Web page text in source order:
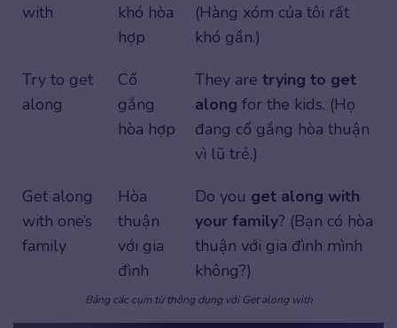
with
khó hòa
hợp
(Hàng xóm của tôi rất
khó gần.)
Try to get
along
Cố
gắng
hòa hợp
They are trying to get
along for the kids. (Họ
đang cố gắng hòa thuận
vì lũ trẻ.)
Get along
with one’s
family
Hòa
thuận
với gia
đình
Do you get along with
your family? (Bạn có hòa
thuận với gia đình mình
không?)
Bảng các cụm từ thông dụng với Get along with